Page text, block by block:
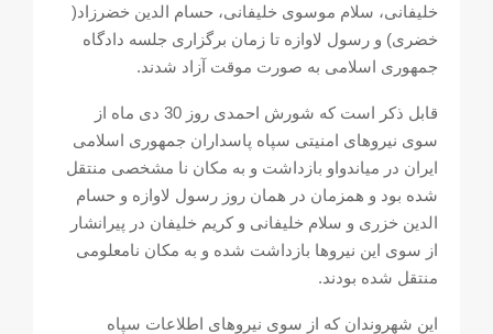
خلیفانی، سلام موسوی خلیفانی، حسام الدین خضرزاد(
خضری) و رسول لاوازه تا زمان برگزاری جلسه دادگاه
جمهوری اسلامی به صورت موقت آزاد شدند.
قابل ذکر است که شورش احمدی روز 30 دی ماه از
سوی نیروهای امنیتی سپاه پاسداران جمهوری اسلامی
ایران در میاندواو بازداشت و به مکان نا مشخصی منتقل
شده بود و همزمان در همان روز رسول لاوازه و حسام
الدین خزری و سلام خلیفانی و کریم خلیفان در پیرانشار
از سوی این نیروها بازداشت شده و به مکان نامعلومی
منتقل شده بودند.
این شهروندان که از سوی نیروهای اطلاعات سپاه